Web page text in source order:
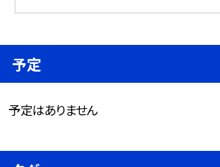
予定
予定はありません